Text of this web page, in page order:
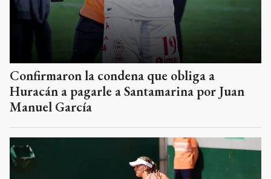
Confirmaron la condena que obliga a
Huracán a pagarle a Santamarina por Juan
Manuel García